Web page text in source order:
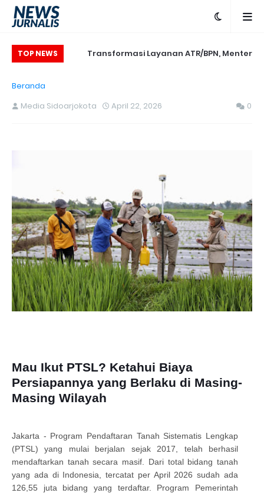
TOP NEWS
Transformasi Layanan ATR/BPN, Menteri
Kantor,
Sepulang Kerja
Beranda
Media Sidoarjokota
April 22, 2026 0
Mau Ikut PTSL? Ketahui Biaya
Persiapannya yang Berlaku di Masing-
Masing Wilayah
​Jakarta - Program Pendaftaran Tanah Sistematis Lengkap
(PTSL) yang mulai berjalan sejak 2017, telah berhasil
mendaftarkan tanah secara masif. Dari total bidang tanah
yang ada di Indonesia, tercatat per April 2026 sudah ada
126,55 juta bidang yang terdaftar. Program Pemerintah